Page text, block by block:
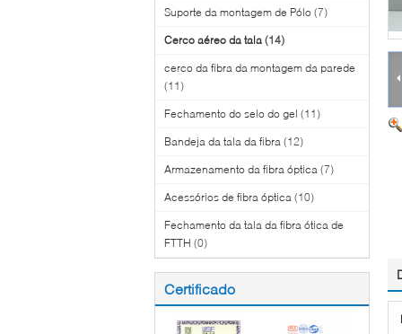
Suporte da montagem de Pólo (7)
Cerco aéreo da tala (14)
cerco da fibra da montagem da parede
(11)
Fechamento do selo do gel (11)
Bandeja da tala da fibra (12)
Armazenamento da fibra óptica (7)
Acessórios de fibra óptica (10)
Fechamento da tala da fibra ótica de
FTTH (0)
Certificado